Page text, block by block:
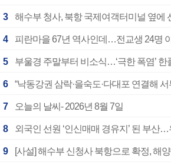
3 해수부 청사, 북항 국제여객터미널 옆에
4 피란마을 67년 역사인데…전교생 24명
5 부울경 주말부터 비소식…‘극한 폭염’ 한
6 “낙동강권 삼락·을숙도·다대포 연결해
7 오늘의 날씨- 2026년 8월 7일
8 외국인 선원 ‘인신매매 경유지’ 된 부산
9 [사설] 해수부 신청사 북항으로 확정, 해